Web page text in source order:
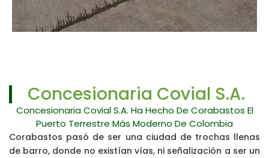
Concesionaria Covial S.A.
Concesionaria Covial S.A. Ha Hecho De Corabastos El
Puerto Terrestre Más Moderno De Colombia
Corabastos pasó de ser una ciudad de trochas llenas
de barro, donde no existían vías, ni señalización a ser un